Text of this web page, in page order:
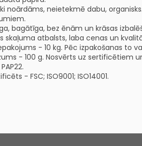
noārdāms, neietekmē dabu, organisks.
bagātīga, bez ēnām un krāsas
skaļuma atbalsts, laba cenas un
- 10 kg. Pēc izpakošanas
- 100 g. Nosvērts uz sertificētiem
- FSC; ISO9001; ISO14001.